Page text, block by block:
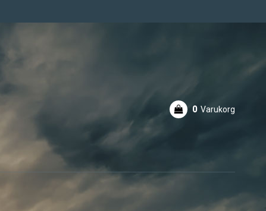
0 Varukorg